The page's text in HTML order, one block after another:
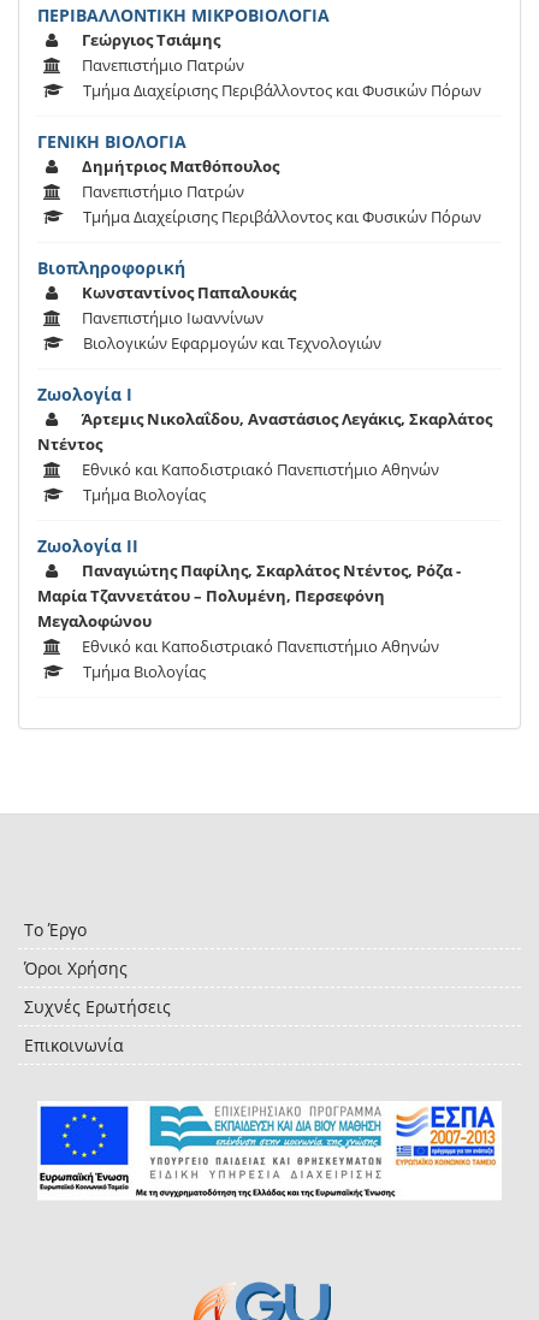
ΠΕΡΙΒΑΛΛΟΝΤΙΚΗ ΜΙΚΡΟΒΙΟΛΟΓΙΑ
Γεώργιος Τσιάμης
Πανεπιστήμιο Πατρών
Τμήμα Διαχείρισης Περιβάλλοντος και Φυσικών Πόρων
ΓΕΝΙΚΗ ΒΙΟΛΟΓΙΑ
Δημήτριος Ματθόπουλος
Πανεπιστήμιο Πατρών
Τμήμα Διαχείρισης Περιβάλλοντος και Φυσικών Πόρων
Βιοπληροφορική
Κωνσταντίνος Παπαλουκάς
Πανεπιστήμιο Ιωαννίνων
Βιολογικών Εφαρμογών και Τεχνολογιών
Ζωολογία Ι
Άρτεμις Νικολαΐδου, Αναστάσιος Λεγάκις, Σκαρλάτος
Ντέντος
Εθνικό και Καποδιστριακό Πανεπιστήμιο Αθηνών
Τμήμα Βιολογίας
Ζωολογία ΙΙ
Παναγιώτης Παφίλης, Σκαρλάτος Ντέντος, Ρόζα -
Μαρία Τζαννετάτου – Πολυμένη, Περσεφόνη
Μεγαλοφώνου
Εθνικό και Καποδιστριακό Πανεπιστήμιο Αθηνών
Τμήμα Βιολογίας
Το Έργο
Όροι Χρήσης
Συχνές Ερωτήσεις
Επικοινωνία